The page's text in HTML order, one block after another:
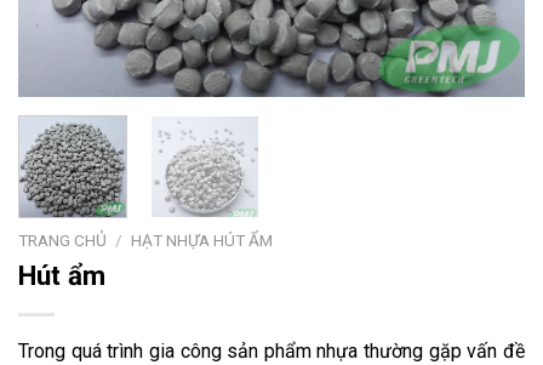
TRANG CHỦ / HẠT NHỰA HÚT ẨM
Hút ẩm
Trong quá trình gia công sản phẩm nhựa thường gặp vấn đề